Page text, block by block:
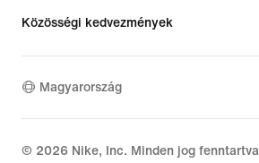
Közösségi kedvezmények
Magyarország
© 2026 Nike, Inc. Minden jog fenntartva